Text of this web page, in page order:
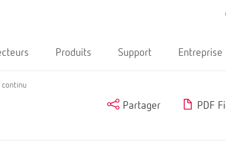
Produits Support Entreprise
continu
Partager PDF